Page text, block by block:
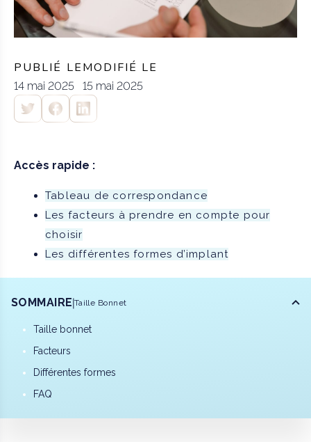
PUBLIÉ LE
14 mai 2025
MODIFIÉ LE
15 mai 2025
Accès rapide :
Tableau de correspondance
Les facteurs à prendre en compte pour
choisir
Les différentes formes d’implant
SOMMAIRE Taille Bonnet
Taille bonnet
Facteurs
Différentes formes
FAQ